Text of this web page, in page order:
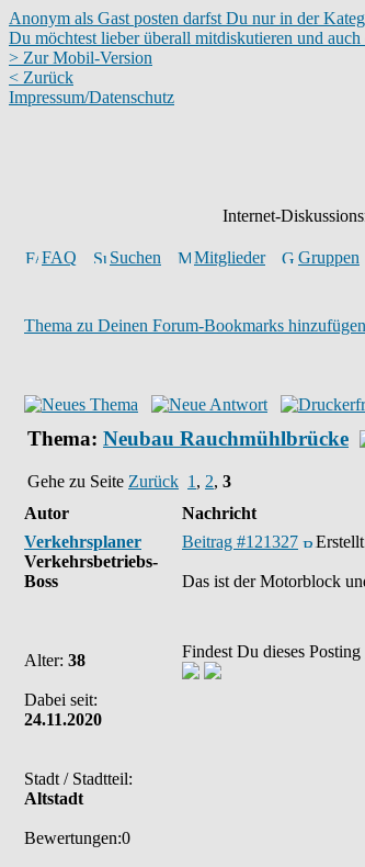
Anonym als Gast posten darfst Du nur in der
Du möchtest lieber überall mitdiskutieren und auch
> Zur Mobil-Version
< Zurück
Impressum/Datenschutz
Internet-
FAQ Suchen Mitglieder Gruppen
Thema zu Deinen Forum-Bookmarks hinzufügen
Thema: Neubau Rauchmühlbrücke
Gehe zu Seite Zurück 1 , 2, 3
Autor
Nachricht
Verkehrsplaner
Verkehrsbetriebs-
Boss
Alter: 38
Dabei seit:
24.11.2020
Stadt / Stadtteil:
Altstadt
Bewertungen:0
Beitrag #121327
Das ist der Motorblock
Findest Du dieses Posting